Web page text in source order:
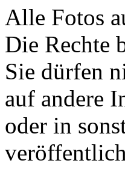
Alle Fotos
Die Rechte
Sie dürfen
auf andere
oder in